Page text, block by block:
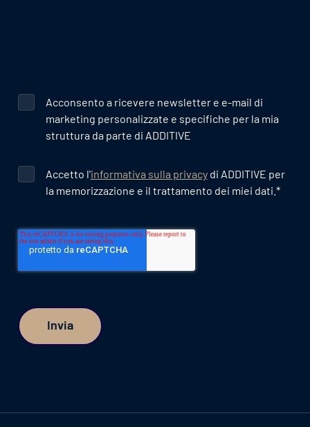
Acconsento a ricevere newsletter e e-mail di
marketing personalizzate e specifiche per la mia
struttura da parte di ADDITIVE
Accetto l'informativa sulla privacydi ADDITIVE per
la memorizzazione e il trattamento dei miei dati. *